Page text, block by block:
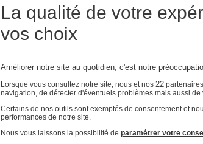
La qualité de votre
vos choix
Améliorer notre site au quotidien, c'est notre
Lorsque vous consultez notre site, nous et nos 22
navigation, de détecter d'éventuels problèmes mais aussi
Certains de nos outils sont exemptés de consentement et
performances de notre site.
Nous vous laissons la possibilité de paramétrer votre